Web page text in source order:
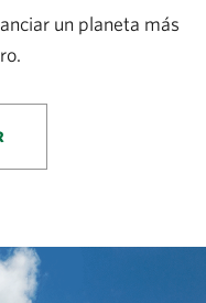
un planeta más